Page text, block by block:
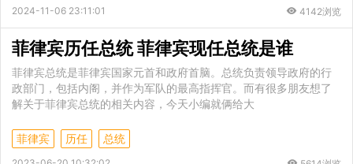
2024-11-06 23:11:01 4142浏览
菲律宾历任总统 菲律宾现任总统是谁
菲律宾总统是菲律宾国家元首和政府首脑。总统负责领导政府的行
政部门，包括内阁，并作为军队的最高指挥官。而有很多朋友想了
解关于菲律宾总统的相关内容，今天小编就俩给大
菲律宾 历任 总统